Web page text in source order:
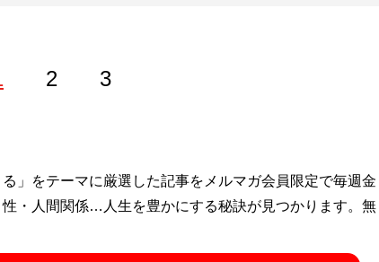
2 3
」をテーマに厳選した記事をメルマガ会員限定で毎週金
・人間関係…人生を豊かにする秘訣が見つかります。無